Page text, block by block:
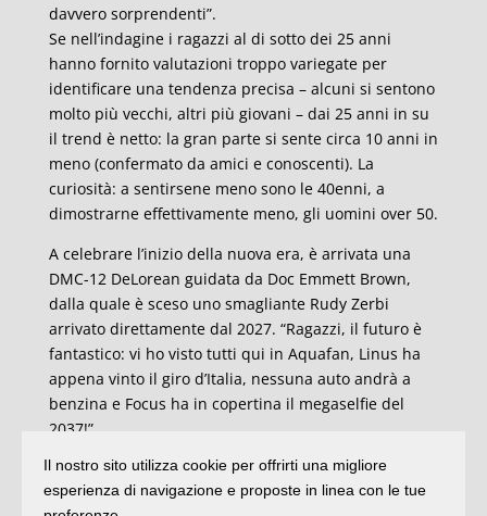
davvero sorprendenti”.
Se nell’indagine i ragazzi al di sotto dei 25 anni
hanno fornito valutazioni troppo variegate per
identificare una tendenza precisa – alcuni si sentono
molto più vecchi, altri più giovani – dai 25 anni in su
il trend è netto: la gran parte si sente circa 10 anni in
meno (confermato da amici e conoscenti). La
curiosità: a sentirsene meno sono le 40enni, a
dimostrarne effettivamente meno, gli uomini over 50.
A celebrare l’inizio della nuova era, è arrivata una
DMC-12 DeLorean guidata da Doc Emmett Brown,
dalla quale è sceso uno smagliante Rudy Zerbi
arrivato direttamente dal 2027. “Ragazzi, il futuro è
fantastico: vi ho visto tutti qui in Aquafan, Linus ha
appena vinto il giro d’Italia, nessuna auto andrà a
benzina e Focus ha in copertina il megaselfie del
2037!”
La foto ricordo, con il magazine Focus, quello di
Aquafan, il gagliardetto del Comune di Riccione e la
Il nostro sito utilizza cookie per offrirti una migliore
esperienza di navigazione e proposte in linea con le tue